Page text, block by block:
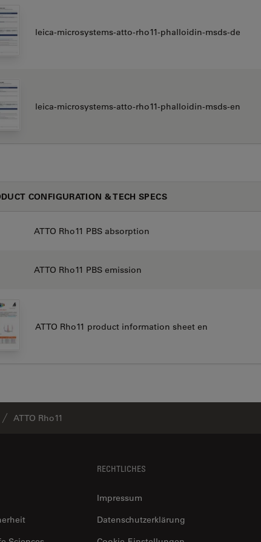
leica-microsystems-atto-rho11-phalloidin-msds-de
leica-microsystems-atto-rho11-phalloidin-msds-en
CONFIGURATION & TECH SPECS
ATTO Rho11 PBS absorption
ATTO Rho11 PBS emission
ATTO Rho11 product information sheet en
ATTO Rho11
RECHTLICHES
Impressum
Datenschutzerklärung